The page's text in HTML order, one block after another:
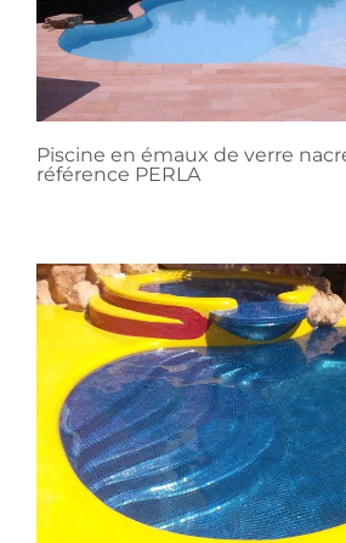
Piscine en émaux de verre
référence PERLA